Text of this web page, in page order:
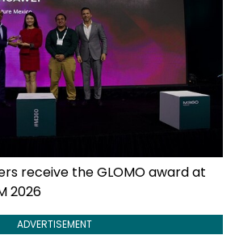
receive the GLOMO award at
2026
ADVERTISEMENT